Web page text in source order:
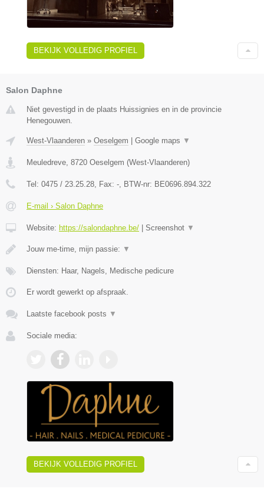
BEKIJK VOLLEDIG PROFIEL
Salon Daphne
Niet gevestigd in de plaats Huissignies en in de provincie
Henegouwen.
West-Vlaanderen » Oeselgem Google maps ▼
Meuledreve, 8720 Oeselgem (West-Vlaanderen)
Tel: 0475 / 23.25.28, Fax: -, BTW-nr: BE0696.894.322
E-mail › Salon Daphne
Website: https://salondaphne.be/ Screenshot ▼
Jouw me-time, mijn passie: ▼
Diensten: Haar, Nagels, Medische pedicure
Er wordt gewerkt op afspraak.
Laatste facebook posts ▼
Sociale media:
BEKIJK VOLLEDIG PROFIEL